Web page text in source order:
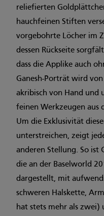
reliefierten
hauchfeinen Stiften
vorgebohrte Löcher im
dessen Rückseite
dass die Applike auch
Ganesh-Porträt wird
akribisch von Hand und
feinen Werkzeugen aus
Um die Exklusivität
unterstreichen, zeigt
anderen Stellung. So ist
die an der Baselworld
dargestellt, mit
schweren Halskette,
hat stets mehr als zwei)